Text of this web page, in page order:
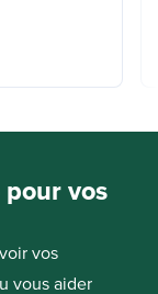
pour vos
vos
vous aider